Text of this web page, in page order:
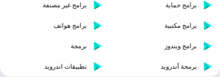
برامج حماية برامج غير مصنفة
برامج مكتبية برامج هواتف
برامج ويندوز برمجة
برمجة أندرويد تطبيقات اندرويد